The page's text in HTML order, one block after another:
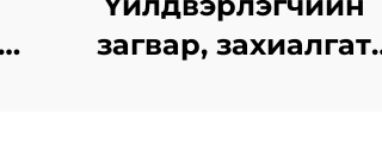
загвар, захиалгат